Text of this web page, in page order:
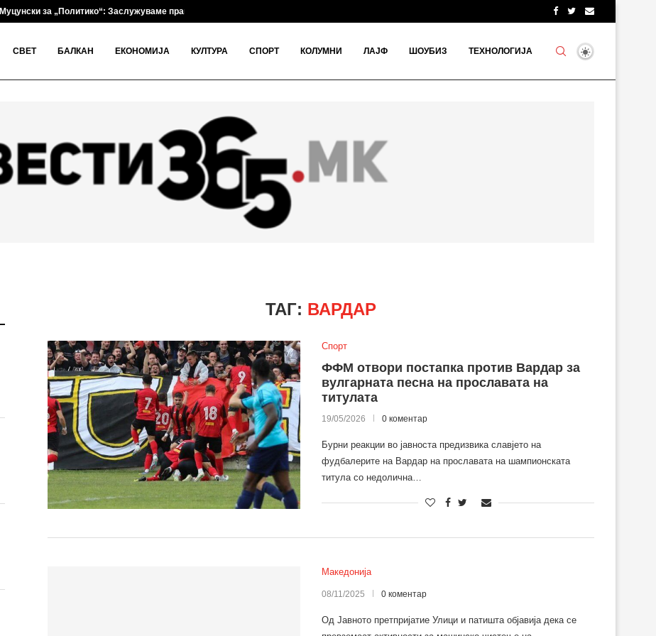
Муцунски за „Политико“: Заслужуваме праведен, предвидлив и кредибилен...
СВЕТ БАЛКАН ЕКОНОМИЈА КУЛТУРА СПОРТ КОЛУМНИ ЛАЈФ ШОУБИЗ ТЕХНОЛОГИЈА
ТАГ: ВАРДАР
Спорт
ФФМ отвори постапка против Вардар за
вулгарната песна на прославата на
титулата
19/05/2026 0 коментар
Бурни реакции во јавноста предизвика славјето на
фудбалерите на Вардар на прославата на шампионската
титула со недолична…
Македонија
08/11/2025 0 коментар
Од Јавното претпријатие Улици и патишта објавија дека се